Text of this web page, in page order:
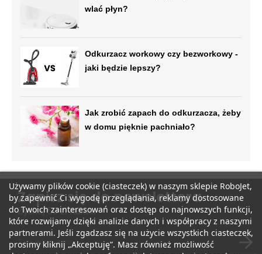
wlać płyn?
Odkurzacz workowy czy bezworkowy -
jaki będzie lepszy?
Jak zrobić zapach do odkurzacza, żeby
w domu pięknie pachniało?
Używamy plików cookie (ciasteczek) w naszym sklepie RoboJet,
by zapewnić Ci wygodę przeglądania, reklamy dostosowane
do Twoich zainteresowań oraz dostęp do najnowszych funkcji,
które rozwijamy dzięki analizie danych i współpracy z naszymi
partnerami. Jeśli zgadzasz się na użycie wszystkich ciasteczek,
prosimy kliknij „Akceptuję”. Masz również możliwość
Zapisz się do newslettera
Zyskaj 50 zł rabatu